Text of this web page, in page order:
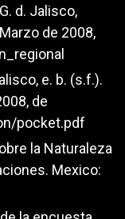
d. Jalisco,
de 2008,
e. b. (s.f.).
de
pocket.pdf
la Naturaleza
Mexico: